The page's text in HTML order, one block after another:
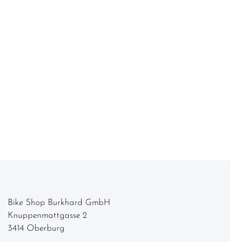
Bike Shop Burkhard GmbH
Knuppenmattgasse 2
3414 Oberburg